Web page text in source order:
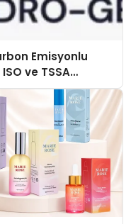
Emisyonlu
ve TSSA